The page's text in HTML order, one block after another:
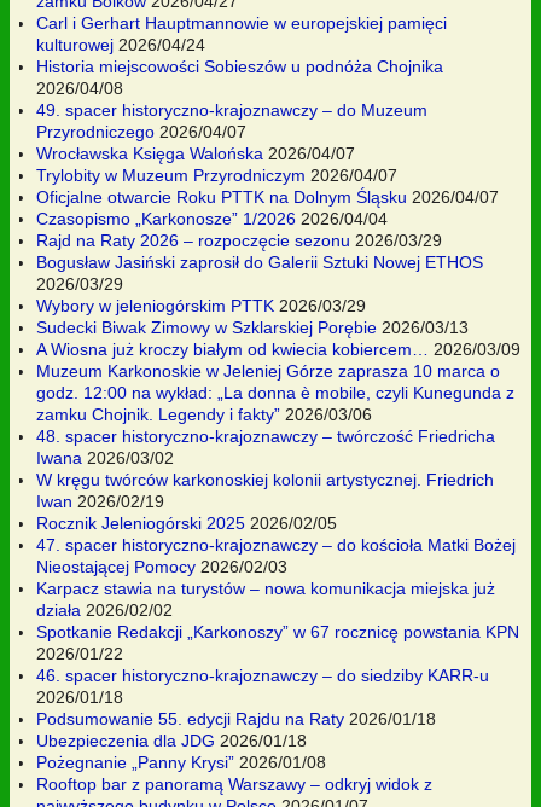
Carl i Gerhart Hauptmannowie w europejskiej pamięci
kulturowej 2026/04/24
Historia miejscowości Sobieszów u podnóża Chojnika
2026/04/08
49. spacer historyczno-krajoznawczy – do Muzeum
Przyrodniczego 2026/04/07
Wrocławska Księga Walońska 2026/04/07
Trylobity w Muzeum Przyrodniczym 2026/04/07
Oficjalne otwarcie Roku PTTK na Dolnym Śląsku 2026/04/07
Czasopismo „Karkonosze” 1/2026 2026/04/04
Rajd na Raty 2026 – rozpoczęcie sezonu 2026/03/29
Bogusław Jasiński zaprosił do Galerii Sztuki Nowej ETHOS
2026/03/29
Wybory w jeleniogórskim PTTK 2026/03/29
Sudecki Biwak Zimowy w Szklarskiej Porębie 2026/03/13
A Wiosna już kroczy białym od kwiecia kobiercem…
2026/03/09
Muzeum Karkonoskie w Jeleniej Górze zaprasza 10 marca o
godz. 12:00 na wykład: „La donna è mobile, czyli Kunegunda z
zamku Chojnik. Legendy i fakty” 2026/03/06
48. spacer historyczno-krajoznawczy – twórczość Friedricha
Iwana 2026/03/02
W kręgu twórców karkonoskiej kolonii artystycznej. Friedrich
Iwan 2026/02/19
Rocznik Jeleniogórski 2025 2026/02/05
47. spacer historyczno-krajoznawczy – do kościoła Matki Bożej
Nieostającej Pomocy 2026/02/03
Karpacz stawia na turystów – nowa komunikacja miejska już
działa 2026/02/02
Spotkanie Redakcji „Karkonoszy” w 67 rocznicę powstania KPN
2026/01/22
46. spacer historyczno-krajoznawczy – do siedziby KARR-u
2026/01/18
Podsumowanie 55. edycji Rajdu na Raty 2026/01/18
Ubezpieczenia dla JDG 2026/01/18
Pożegnanie „Panny Krysi” 2026/01/08
Rooftop bar z panoramą Warszawy – odkryj widok z